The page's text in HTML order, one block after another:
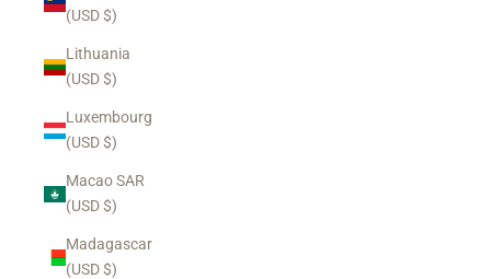
(USD $)
Lithuania
(USD $)
Luxembourg
(USD $)
Macao SAR
(USD $)
Madagascar
(USD $)